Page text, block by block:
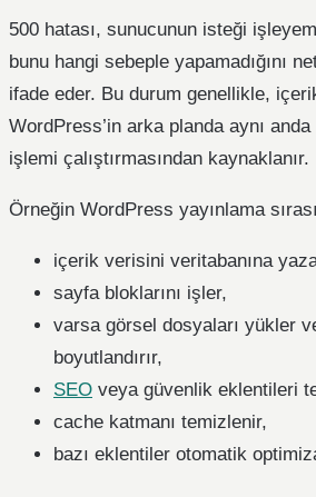
500 hatası, sunucunun isteği
bunu hangi sebeple yapamadığını
ifade eder. Bu durum genellikle,
WordPress’in arka planda aynı
işlemi çalıştırmasından kaynaklanır.
Örneğin WordPress yayınlama
içerik verisini veritabanına
sayfa bloklarını işler,
varsa görsel dosyaları yükler
boyutlandırır,
SEO veya güvenlik eklentileri
cache katmanı temizlenir,
bazı eklentiler otomatik